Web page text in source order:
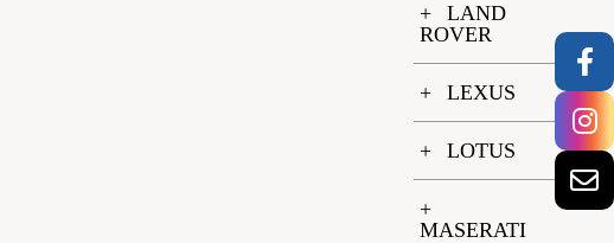
LAND
ROVER
LEXUS
LOTUS
MASERATI